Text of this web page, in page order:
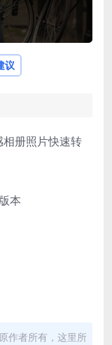
议
相册照片快速转
本
作者所有，这里所